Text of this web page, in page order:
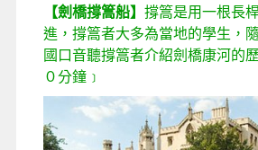
【劍橋撐篙船】 撐篙是用一根長
進，撐篙者大多為當地的學生，
國口音聽撐篙者介紹劍橋康河的
０分鐘﹞